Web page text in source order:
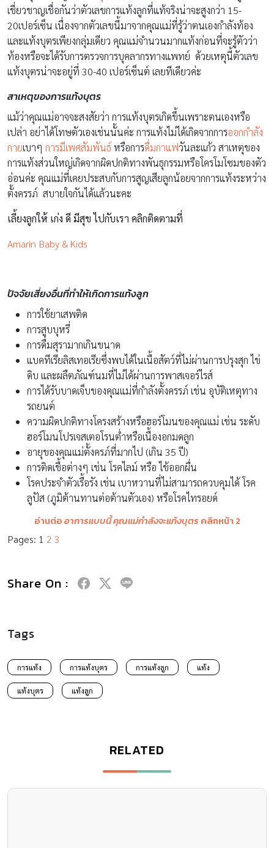
เชี่ยวชาญเชื่อกันว่าตัวเลขการแท้งลูกที่แท้จริงน่าจะสูงกว่า 15-
20เปอร์เซ็น เนื่องจากตัวเลขนี้มาจากคุณแม่ที่รู้ว่าตนเองกำลังท้อง
และแท้งบุตรเพียงกลุ่มเดียว คุณแม่จำนวนมากแท้งก่อนที่จะรู้ตัวว่า
ท้องหรือจะได้รับการตรวจการบุคลากรทางแพทย์ ด้วยเหตุนี้ตัวเลข
แท้งบุตรน่าจะอยู่ที่ 30-40 เปอร์เซ็นต์ เลยทีเดียวค่ะ
สาเหตุของการแท้งบุตร
แม้ว่าคุณแม่อาจจะสงสัยว่า การแท้งบุตรเกิดขึ้นเพราะตนเองหรือ
เปล่า อย่าได้โทษตัวเองเช่นนั้นค่ะ การแท้งไม่ได้เกิดจากการออกกำลัง
กายเบาๆ การมีเพศสัมพันธ์ หรือการดื่มกาแฟวันละแก้ว สาเหตุของ
การแท้งส่วนใหญ่เกิดจากผิดปกติทางพันธุกรรมหรือโครโมโซมของตัว
อ่อนค่ะ คุณแม่ที่เคยประสบกับการสูญเสียลูกน้อยจากการแท้งระหว่าง
ตั้งครรภ์ สบายใจกันได้แล้วนะคะ
เลี้ยงลูกให้ เก่ง ดี มีสุข ไปกับเรา คลิกติดตามที่
Amarin Baby & Kids
ปัจจัยเสี่ยงอื่นที่ทำให้เกิดการแท้งลูก
การใช้ยาเสพติด
การสูบบุหรี่
การดื่มสุรามากเกินขนาด
แบคทีเรียลิสเทอเรียซึ่งพบได้ในเนื้อสัตว์ที่ไม่ผ่านการปรุงสุก ไข่
ดิบ และผลืตภัณฑ์นมที่ไม่ได้ผ่านการพาสเจอร์ไรส์
การได้รับบาดเจ็บของคุณแม่ที่กำลังตั้งครรภ์ เช่น อุบัติเหตุทาง
รถยนต์
ความผิดปกติทางโครงสร้างหรือฮอร์โมนของคุณแม่ เช่น ระดับ
ฮอร์โมนโปรเจสเตอโรนต่ำหรือเนื้องอกมดลูก
อายุของคุณแม่ตั้งครภ์ที่มากไป (เกิน 35 ปี)
การติดเชื้อต่างๆ เช่น โรคไลม์ หรือ ไข้ออกผื่น
โรคประจำตัวเรื้อรัง เช่น เบาหวานที่ไม่สามารถควบคุมได้ โรค
ลูปัส (ภูมิต้านทานต่อต้านตัวเอง) หรือโรคไทรอยด์
อ่านต่ออาการแบบนี้ คุณแม่กำลังจะแท้งบุตรคลิกหน้า 2
Pages: 1 2 3
Share On :
Tags
การแท้ง การแท้งบุตร การแท้งลูก แท้ง
แท้งบุตร แท้งลูก
RELATED